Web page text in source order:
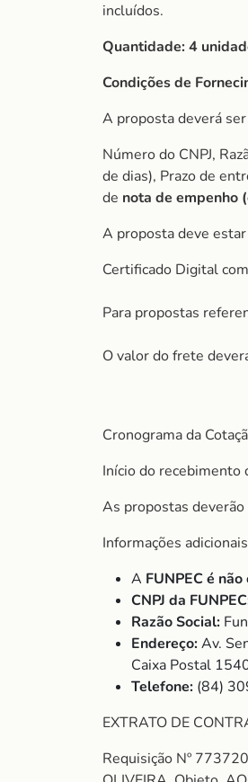
incluídos.
Quantidade:4
Condições de
A proposta deverá
Número do CNPJ,
de dias), Prazo de
de nota de empenho
A proposta deve estar
Certificado Digital
Para propostas
O valor do frete
Cronograma da
Início do recebimento
As propostas
Informações
A FUNPEC é
CNPJ da
Razão Social:
Endereço:Av.
Caixa Postal
Telefone: (84)
EXTRATO DE
Requisição Nº